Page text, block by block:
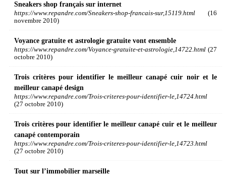
Sneakers shop français sur internet
https://www.repandre.com/Sneakers-shop-francais-sur,15119.html (16
novembre 2010)
Voyance gratuite et astrologie gratuite vont ensemble
https://www.repandre.com/Voyance-gratuite-et-astrologie,14722.html (27
octobre 2010)
Trois critères pour identifier le meilleur canapé cuir noir et le
meilleur canapé design
https://www.repandre.com/Trois-criteres-pour-identifier-le,14724.html
(27 octobre 2010)
Trois critères pour identifier le meilleur canapé cuir et le meilleur
canapé contemporain
https://www.repandre.com/Trois-criteres-pour-identifier-le,14723.html
(27 octobre 2010)
Tout sur l’immobilier marseille